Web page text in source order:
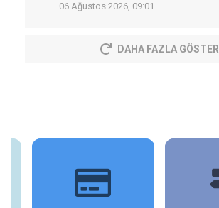
06 Ağustos 2026, 09:01
DAHA FAZLA GÖSTER